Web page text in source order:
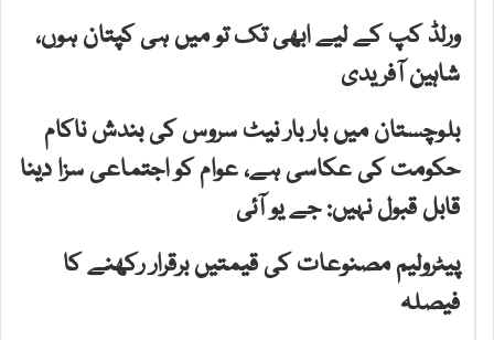
ورلڈ کپ کے لیے ابھی تک تو میں ہی کپتان ہوں،
شاہین آفریدی
بلوچستان میں بار بار نیٹ سروس کی بندش ناکام
حکومت کی عکاسی ہے، عوام کو اجتماعی سزا دینا
قابل قبول نہیں: جے یو آئی
پیٹرولیم مصنوعات کی قیمتیں برقرار رکھنے کا
فیصلہ